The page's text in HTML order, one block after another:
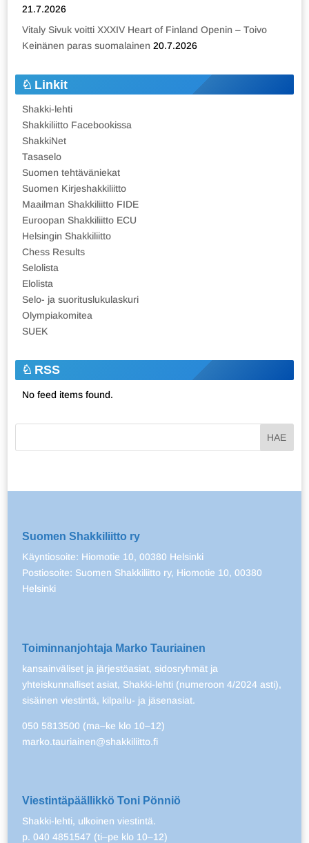
21.7.2026
Vitaly Sivuk voitti XXXIV Heart of Finland Openin – Toivo
Keinänen paras suomalainen 20.7.2026
Linkit
Shakki-lehti
Shakkiliitto Facebookissa
ShakkiNet
Tasaselo
Suomen tehtäväniekat
Suomen Kirjeshakkiliitto
Maailman Shakkiliitto FIDE
Euroopan Shakkiliitto ECU
Helsingin Shakkiliitto
Chess Results
Selolista
Elolista
Selo- ja suorituslukulaskuri
Olympiakomitea
SUEK
RSS
No feed items found.
Suomen Shakkiliitto ry
Käyntiosoite: Hiomotie 10, 00380 Helsinki
Postiosoite: Suomen Shakkiliitto ry, Hiomotie 10, 00380
Helsinki
Toiminnanjohtaja Marko Tauriainen
kansainväliset ja järjestöasiat, sidosryhmät ja
yhteiskunnalliset asiat, Shakki-lehti (numeroon 4/2024 asti),
sisäinen viestintä, kilpailu- ja jäsenasiat.
050 5813500 (ma–ke klo 10–12)
marko.tauriainen@shakkiliitto.fi
Viestintäpäällikkö Toni Pönniö
Shakki-lehti, ulkoinen viestintä.
p. 040 4851547 (ti–pe klo 10–12)